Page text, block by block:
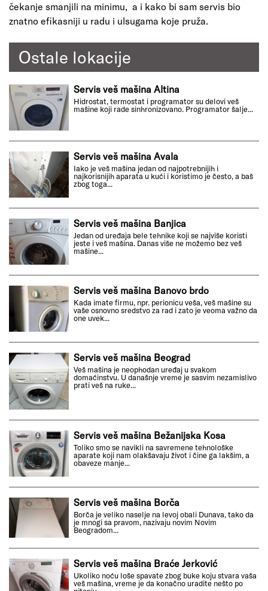
čekanje smanjili na minimu, a i kako bi sam servis bio
znatno efikasniji u radu i ulsugama koje pruža.
Ostale lokacije
Servis veš mašina Altina
Hidrostat, termostat i programator su delovi veš
mašine koji rade sinhronizovano. Programator šalje...
Servis veš mašina Avala
Iako je veš mašina jedan od najpotrebnijih i
najkorisnijih aparata u kući i koristimo je često, a baš
zbog toga...
Servis veš mašina Banjica
Jedan od uređaja bele tehnike koji se najviše koristi
jeste i veš mašina. Danas više ne možemo bez veš
mašine...
Servis veš mašina Banovo brdo
Kada imate firmu, npr. perionicu veša, veš mašine su
vaše osnovno sredstvo za rad i zato je veoma važno da
one uvek...
Servis veš mašina Beograd
Veš mašina je neophodan uređaj u svakom
domaćinstvu. U današnje vreme je sasvim nezamislivo
prati veš na ruke...
Servis veš mašina Bežanijska Kosa
Toliko smo se navikli na savremene tehnološke
aparate koji nam olakšavaju život i čine ga lakšim, a
obaveze manje...
Servis veš mašina Borča
Borča je veliko naselje na levoj obali Dunava, tako da
je mnogi sa pravom, nazivaju novim Novim
Beogradom...
Servis veš mašina Braće Jerković
Ukoliko noću loše spavate zbog buke koju stvara vaša
veš mašina, vreme je da konačno uradite nešto po